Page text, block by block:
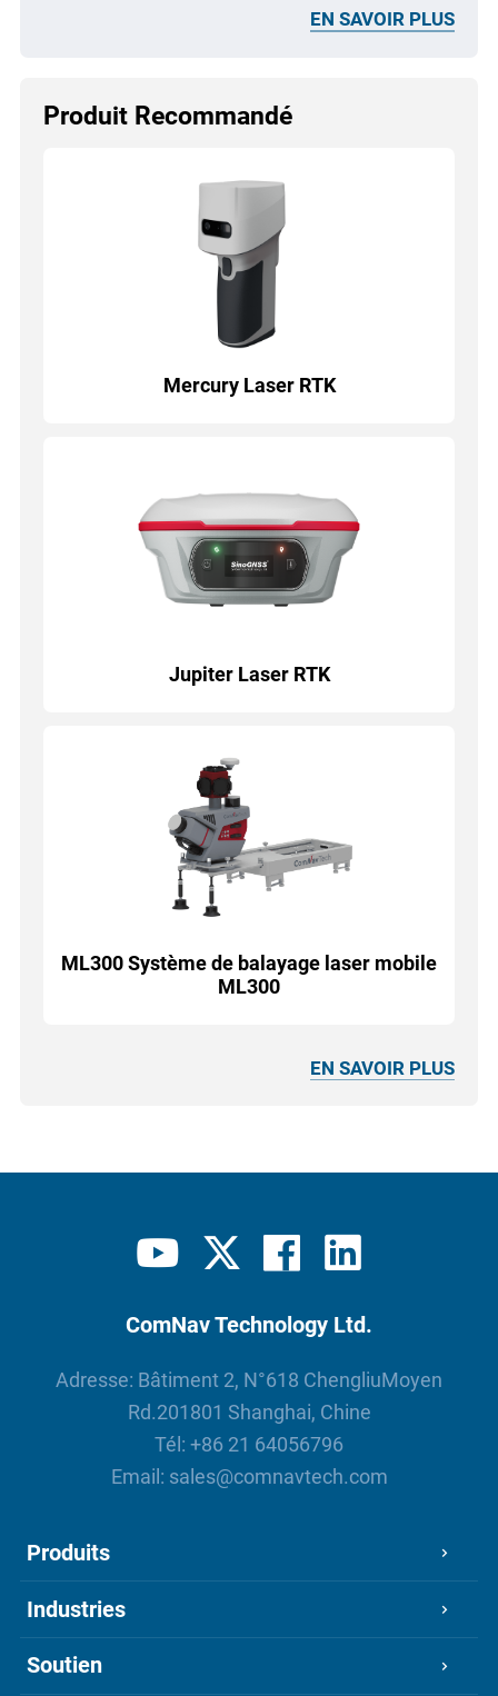
EN SAVOIR PLUS
Produit Recommandé
Mercury Laser RTK
Jupiter Laser RTK
ML300 Système de balayage laser mobile
ML300
EN SAVOIR PLUS
ComNav Technology Ltd.
Adresse: Bâtiment 2, N°618 ChengliuMoyen
Rd.201801 Shanghai, Chine
Tél: +86 21 64056796
Email: sales@comnavtech.com
Produits
Industries
Soutien